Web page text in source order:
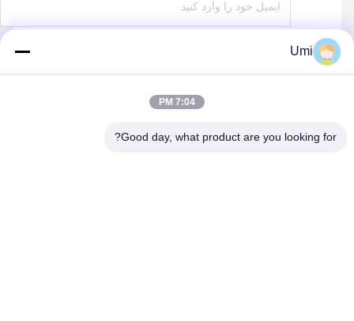
ارسال
Umi
7:04 PM
Good day, what product are you looking for?